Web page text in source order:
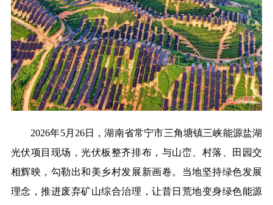
2026年5月26日，湖南省常宁市三角塘镇三峡能源盐湖
光伏项目现场，光伏板整齐排布，与山峦、村落、田园交
相辉映，勾勒出和美乡村发展新画卷。当地坚持绿色发展
理念，推进废弃矿山综合治理，让昔日荒地变身绿色能源